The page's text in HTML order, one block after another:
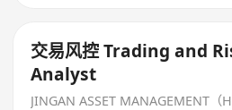
交易风控 Trading and
Analyst
JINGAN ASSET MANAGEMENT（